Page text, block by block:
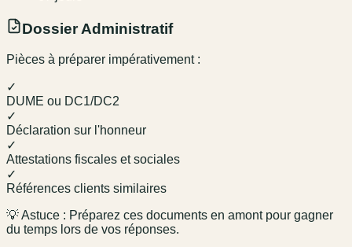
Dossier Administratif
Pièces à préparer impérativement :
✓
DUME ou DC1/DC2
✓
Déclaration sur l'honneur
✓
Attestations fiscales et sociales
✓
Références clients similaires
💡 Astuce : Préparez ces documents en amont pour gagner
du temps lors de vos réponses.